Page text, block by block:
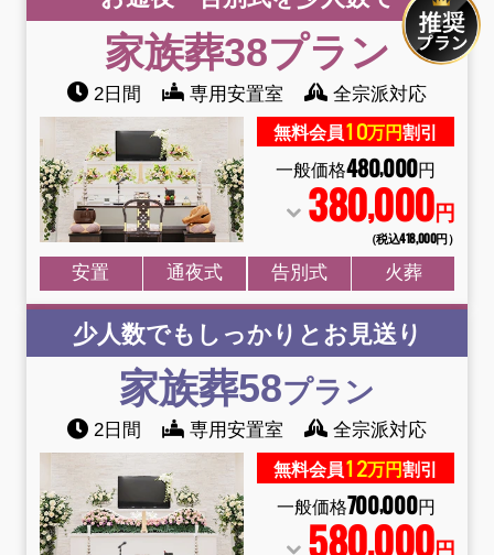
家族葬38プラン
2日間 専用安置室 全宗派対応
無料会員10万円割引
一般価格480,000円
380,000円
（税込418,000円）
安置 通夜式 告別式 火葬
少人数でもしっかりとお見送り
家族葬58プラン
2日間 専用安置室 全宗派対応
無料会員12万円割引
一般価格700,000円
580,000円